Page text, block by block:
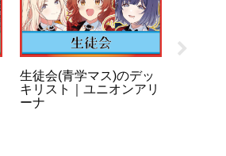
生徒会(青学マス)のデッ
キリスト｜ユニオンアリ
ーナ